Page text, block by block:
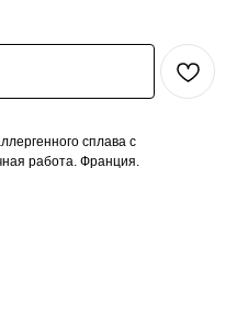
сплава с
работа. Франция.